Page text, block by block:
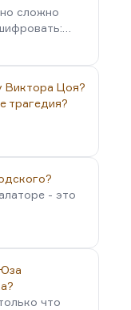
сложно
Виктора Цоя?
трагедия?
- это
что